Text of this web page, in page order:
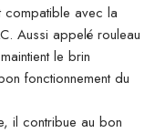
compatible avec la
Aussi appelé rouleau
le brin
fonctionnement du
il contribue au bon